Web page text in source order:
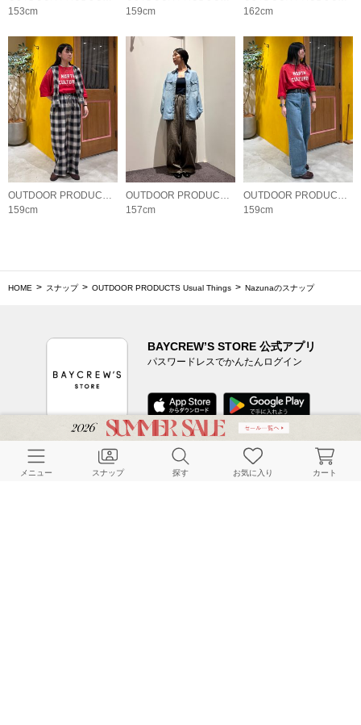
153cm
159cm
162cm
159cm
157cm
159cm
HOME スナップ OUTDOOR PRODUCTS Usual Things Nazunaのスナップ
BAYCREW’S STORE 公式アプリ
パスワードレスでかんたんログイン
CUSTOMER SERVICE
メニュー スナップ 探す お気に入り カート